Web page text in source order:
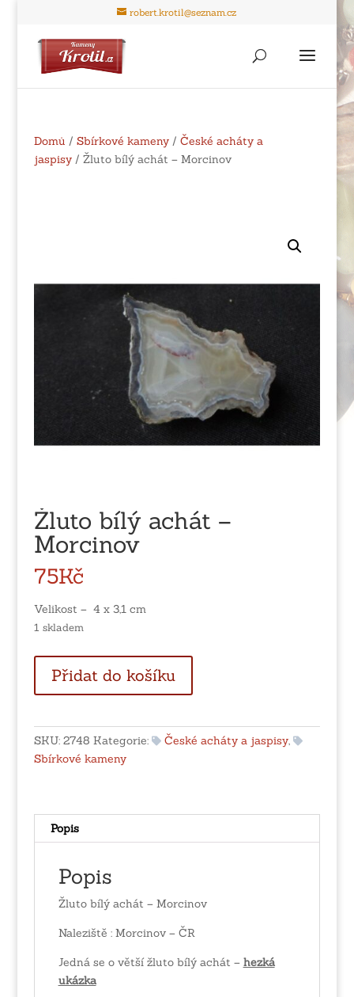
robert.krotil@seznam.cz
Domů / Sbírkové kameny/ České acháty a
jaspisy/ Žluto bílý achát – Morcinov
Žluto bílý achát –
Morcinov
75Kč
Velikost – 4 x 3,1 cm
1 skladem
bílý
achát
Morcinov
množství
Přidat do košíku
SKU: 2748 Kategorie: České acháty a jaspisy,
Sbírkové kameny
Popis
Popis
Žluto bílý achát – Morcinov
Naleziště : Morcinov – ČR
Jedná se o větší žluto bílý achát – hezká
ukázka